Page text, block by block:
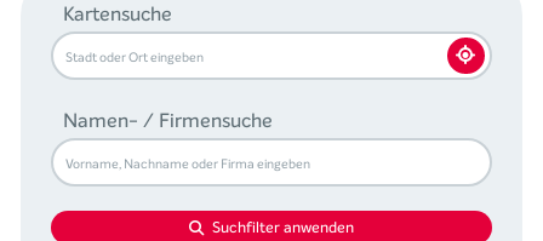
Kartensuche
Namen- / Firmensuche
Suchfilter anwenden